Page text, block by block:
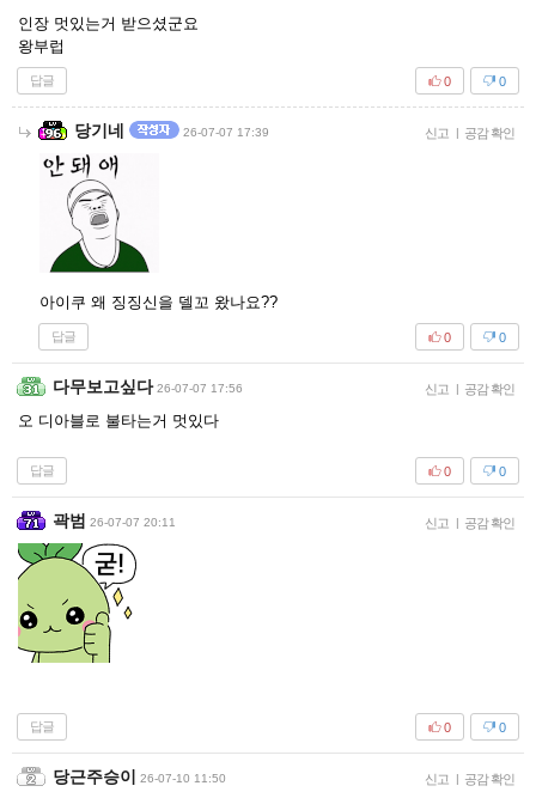
인장 멋있는거 받으셨군요
왕부럽
답글 0
0
당기네 26-07-07 17:39 신고 | 공감 확인
아이쿠 왜 징징신을 델꼬 왔나요??
답글 0
0
다무보고싶다 26-07-07 17:56 신고 | 공감 확인
오 디아블로 불타는거 멋있다
답글 0
0
곽범 26-07-07 20:11 신고 | 공감 확인
답글 0
0
당근주승이 26-07-10 11:50 신고 | 공감 확인